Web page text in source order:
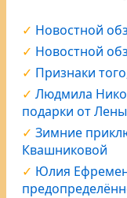
Новостной
Новостной
Признаки
Людмила
подарки от
Зимние
Квашниковой
Юлия